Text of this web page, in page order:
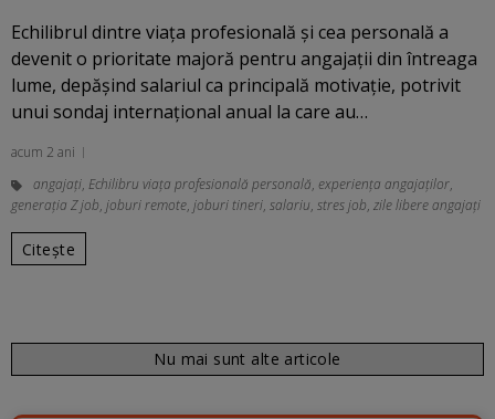
Echilibrul dintre viața profesională și cea personală a
devenit o prioritate majoră pentru angajații din întreaga
lume, depășind salariul ca principală motivație, potrivit
unui sondaj internațional anual la care au…
acum 2 ani
angajați, Echilibru viața profesională personală, experiența angajaților,
generaţia Z job, joburi remote, joburi tineri, salariu, stres job, zile libere angajați
Citește
Nu mai sunt alte articole